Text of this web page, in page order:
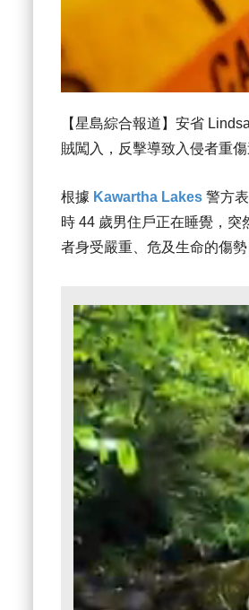
【星島綜合報道】安省
賊闖入，反擊導致入侵者重
根據 Kawartha Lakes 警方
時 44 歲男住戶正在睡覺，
者身受嚴重、危及生命的傷